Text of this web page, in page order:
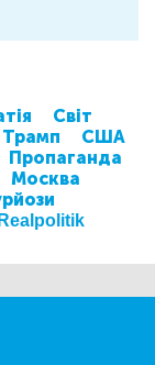
Світ
США
Пропаганда
Москва